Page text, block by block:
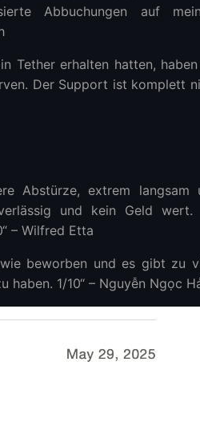
Abbuchungen auf
Tether erhalten hatten,
Der Support ist komplett
Abstürze, extrem langsam
und kein Geld wert.
– Wilfred Etta
beworben und es gibt zu
haben. 1/10“ – Nguyễn Ngọc